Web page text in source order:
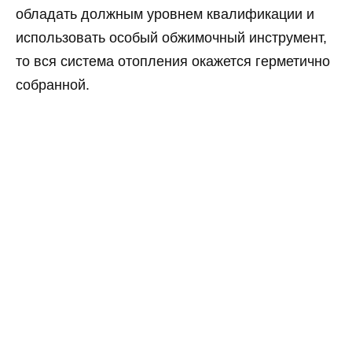
обладать должным уровнем квалификации и
использовать особый обжимочный инструмент,
то вся система отопления окажется герметично
собранной.